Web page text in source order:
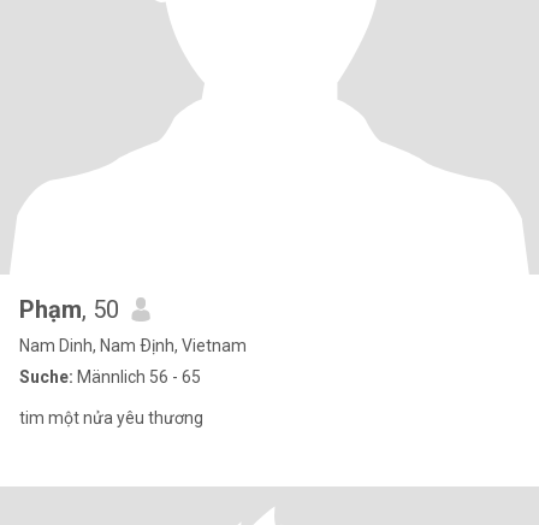
Phạm, 50
Nam Dinh, Nam Ðịnh, Vietnam
Suche: Männlich 56 - 65
tim một nửa yêu thương